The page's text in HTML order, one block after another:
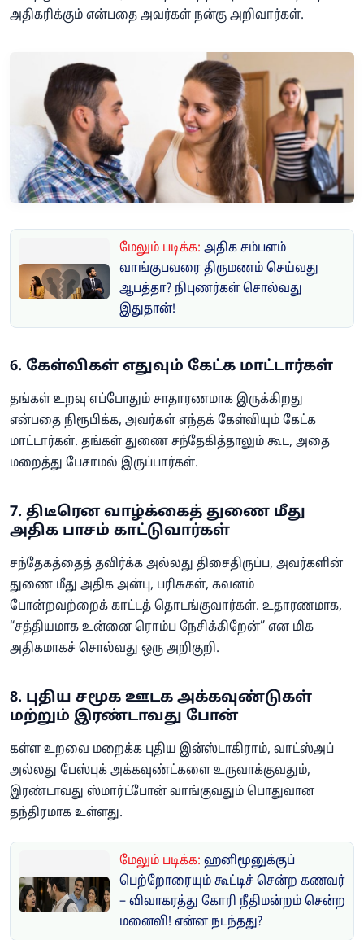
அதிகரிக்கும் என்பதை அவர்கள் நன்கு அறிவார்கள்.
மேலும் படிக்க: அதிக சம்பளம்
வாங்குபவரை திருமணம் செய்வது
ஆபத்தா? நிபுணர்கள் சொல்வது
இதுதான்!
6. கேள்விகள் எதுவும் கேட்க மாட்டார்கள்
தங்கள் உறவு எப்போதும் சாதாரணமாக இருக்கிறது
என்பதை நிரூபிக்க, அவர்கள் எந்தக் கேள்வியும் கேட்க
மாட்டார்கள். தங்கள் துணை சந்தேகித்தாலும் கூட, அதை
மறைத்து பேசாமல் இருப்பார்கள்.
7. திடீரென வாழ்க்கைத் துணை மீது
அதிக பாசம் காட்டுவார்கள்
சந்தேகத்தைத் தவிர்க்க அல்லது திசைதிருப்ப, அவர்களின்
துணை மீது அதிக அன்பு, பரிசுகள், கவனம்
போன்றவற்றைக் காட்டத் தொடங்குவார்கள். உதாரணமாக,
“சத்தியமாக உன்னை ரொம்ப நேசிக்கிறேன்” என மிக
அதிகமாகச் சொல்வது ஒரு அறிகுறி.
8. புதிய சமூக ஊடக அக்கவுண்டுகள்
மற்றும் இரண்டாவது போன்
கள்ள உறவை மறைக்க புதிய இன்ஸ்டாகிராம், வாட்ஸ்அப்
அல்லது பேஸ்புக் அக்கவுண்ட்களை உருவாக்குவதும்,
இரண்டாவது ஸ்மார்ட்போன் வாங்குவதும் பொதுவான
தந்திரமாக உள்ளது.
மேலும் படிக்க: ஹனிமூனுக்குப்
பெற்றோரையும் கூட்டிச் சென்ற கணவர்
– விவாகரத்து கோரி நீதிமன்றம் சென்ற
மனைவி! என்ன நடந்தது?